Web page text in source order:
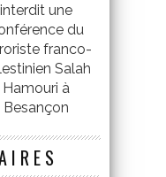
interdit une
du
franco-
Salah
Hamouri à
Besançon